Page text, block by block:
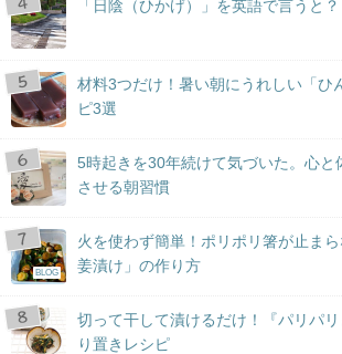
「日陰（ひかげ）」を英語で言うと？
材料3つだけ！暑い朝にうれしい「ひ
ピ3選
5時起きを30年続けて気づいた。心と
させる朝習慣
BLOG
火を使わず簡単！ポリポリ箸が止ま
姜漬け」の作り方
切って干して漬けるだけ！『パリパ
り置きレシピ